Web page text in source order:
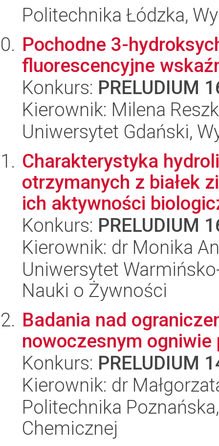
Politechnika Łódzka,
Pochodne 3-
fluorescencyjne
Konkurs: PRELUDIUM
Kierownik: Milena
Uniwersytet Gdański,
Charakterystyka
otrzymanych z białek
ich aktywności
Konkurs: PRELUDIUM
Kierownik: dr Monika
Uniwersytet
Nauki o Żywności
Badania nad
nowoczesnym
Konkurs: PRELUDIUM
Kierownik: dr
Politechnika
Chemicznej